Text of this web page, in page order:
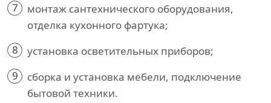
7
монтаж сантехнического оборудования,
отделка кухонного фартука;
8
установка осветительных приборов;
9
сборка и установка мебели, подключение
бытовой техники.